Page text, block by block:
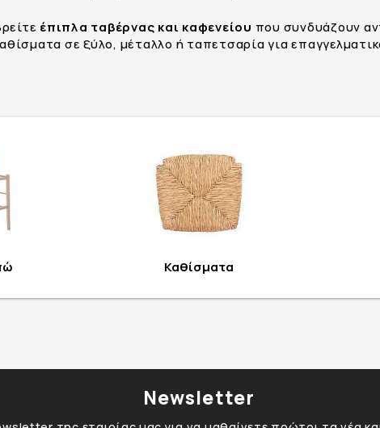
έπιπλα ταβέρνας και καφενείου που συνδυάζουν
σε ξύλο, μέταλλο ή ταπετσαρία για
Καθίσματα
Newsletter